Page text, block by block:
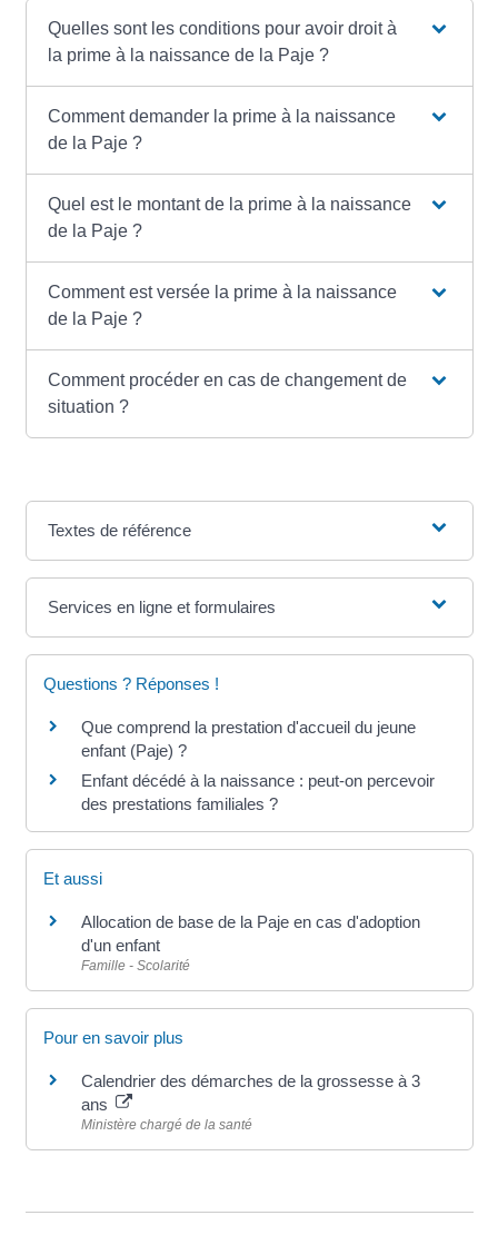
Quelles sont les conditions pour avoir droit à
la prime à la naissance de la Paje ?
Comment demander la prime à la naissance
de la Paje ?
Quel est le montant de la prime à la naissance
de la Paje ?
Comment est versée la prime à la naissance
de la Paje ?
Comment procéder en cas de changement de
situation ?
Textes de référence
Services en ligne et formulaires
Questions ? Réponses !
Que comprend la prestation d'accueil du jeune
enfant (Paje) ?
Enfant décédé à la naissance : peut-on percevoir
des prestations familiales ?
Et aussi
Allocation de base de la Paje en cas d'adoption
d'un enfant
Famille - Scolarité
Pour en savoir plus
Calendrier des démarches de la grossesse à 3
ans
Ministère chargé de la santé